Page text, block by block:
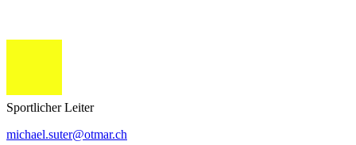
Sportlicher Leiter
michael.suter@otmar.ch